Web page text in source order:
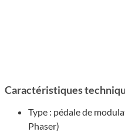
Caractéristiques
Type : pédale de
Phaser)